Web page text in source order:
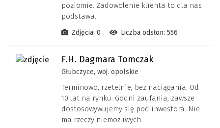
poziomie. Zadowolenie klienta to dla nas
podstawa.
Zdjęcia: 0 Liczba odsłon: 556
F.H. Dagmara Tomczak
Głubczyce, woj. opolskie
Terminowo, rzetelnie, bez naciągania. Od
10 lat na rynku. Godni zaufania, zawsze
dostosowywujemy się pod inwestora. Nie
ma rzeczy niemożliwych.